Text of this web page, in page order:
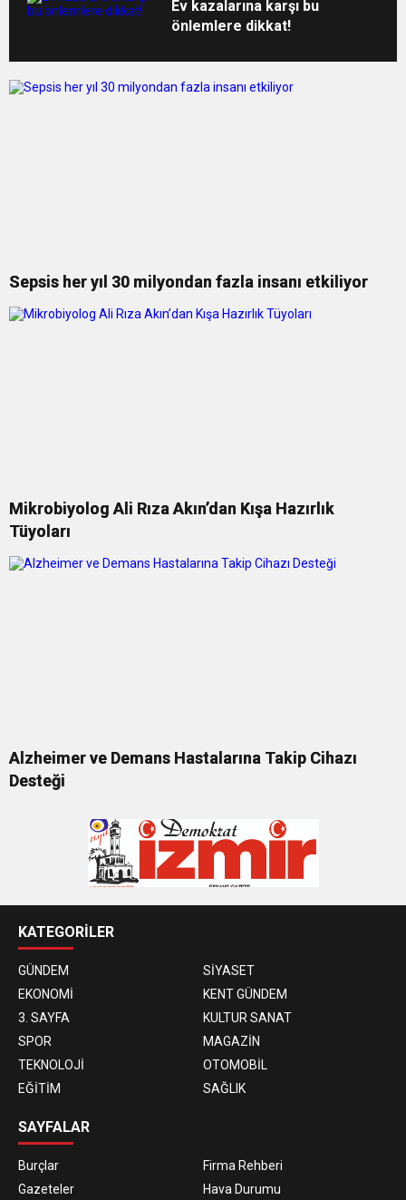
Ev kazalarına karşı bu
önlemlere dikkat!
Sepsis her yıl 30 milyondan fazla insanı etkiliyor
Mikrobiyolog Ali Rıza Akın’dan Kışa Hazırlık
Tüyoları
Alzheimer ve Demans Hastalarına Takip Cihazı
Desteği
KATEGORİLER
GÜNDEM
SİYASET
EKONOMİ
KENT GÜNDEM
3. SAYFA
KULTUR SANAT
SPOR
MAGAZİN
TEKNOLOJİ
OTOMOBİL
EĞİTİM
SAĞLIK
SAYFALAR
Burçlar
Firma Rehberi
Gazeteler
Hava Durumu